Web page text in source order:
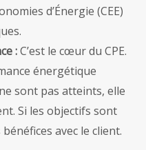
d’Énergie (CEE)
:C’est le cœur du CPE.
énergétique
sont pas atteints, elle
Si les objectifs sont
avec le client.